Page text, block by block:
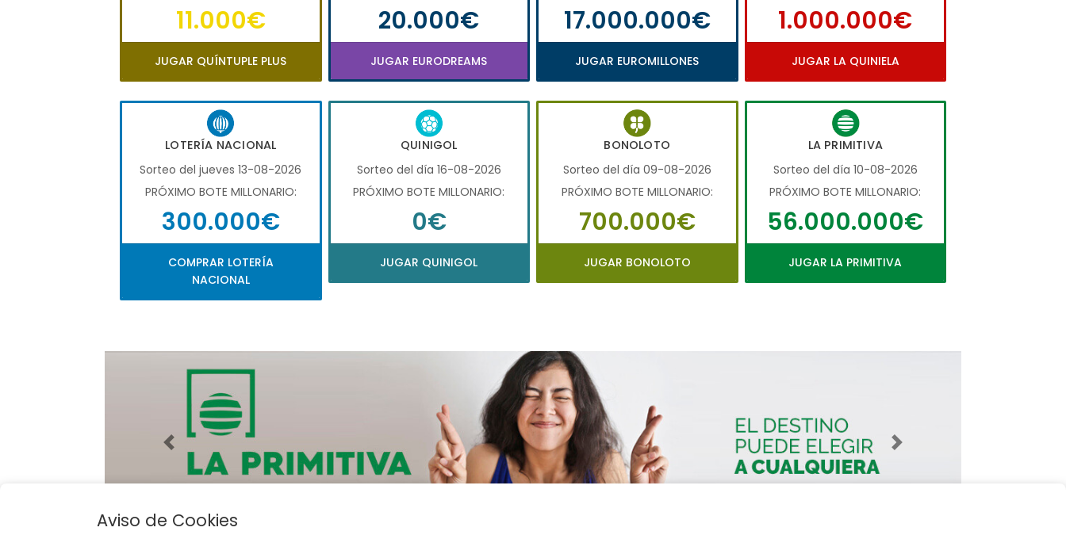
11.000€
JUGAR QUÍNTUPLE PLUS
20.000€
JUGAR EURODREAMS
17.000.000€
JUGAR EUROMILLONES
1.000.000€
JUGAR LA QUINIELA
LOTERÍA NACIONAL
Sorteo del jueves 13-08-2026
PRÓXIMO BOTE MILLONARIO:
300.000€
COMPRAR LOTERÍA
NACIONAL
QUINIGOL
Sorteo del día 16-08-2026
PRÓXIMO BOTE MILLONARIO:
0€
JUGAR QUINIGOL
BONOLOTO
Sorteo del día 09-08-2026
PRÓXIMO BOTE MILLONARIO:
700.000€
JUGAR BONOLOTO
LA PRIMITIVA
Sorteo del día 10-08-2026
PRÓXIMO BOTE MILLONARIO:
56.000.000€
JUGAR LA PRIMITIVA
Imagen anterior Imagen siguiente
Aviso de Cookies